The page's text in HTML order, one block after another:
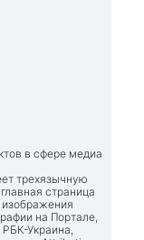
в сфере медиа
трехязычную
страница
изображения
на Портале,
Украина,